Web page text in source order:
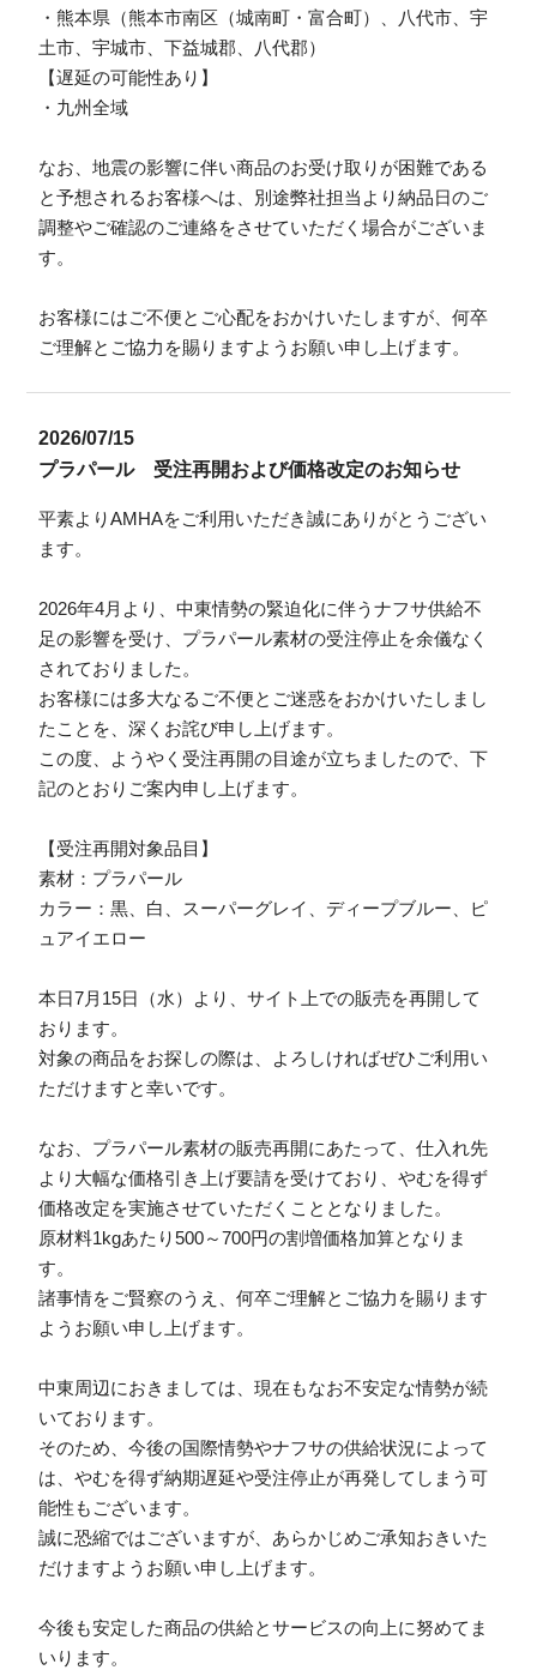
・熊本県（熊本市南区（城南町・富合町）、八代市、宇
土市、宇城市、下益城郡、八代郡）
【遅延の可能性あり】
・九州全域
なお、地震の影響に伴い商品のお受け取りが困難である
と予想されるお客様へは、別途弊社担当より納品日のご
調整やご確認のご連絡をさせていただく場合がございま
す。
お客様にはご不便とご心配をおかけいたしますが、何卒
ご理解とご協力を賜りますようお願い申し上げます。
2026/07/15
プラパール 受注再開および価格改定のお知らせ
平素よりAMHAをご利用いただき誠にありがとうござい
ます。
2026年4月より、中東情勢の緊迫化に伴うナフサ供給不
足の影響を受け、プラパール素材の受注停止を余儀なく
されておりました。
お客様には多大なるご不便とご迷惑をおかけいたしまし
たことを、深くお詫び申し上げます。
この度、ようやく受注再開の目途が立ちましたので、下
記のとおりご案内申し上げます。
【受注再開対象品目】
素材：プラパール
カラー：黒、白、スーパーグレイ、ディープブルー、ピ
ュアイエロー
本日7月15日（水）より、サイト上での販売を再開して
おります。
対象の商品をお探しの際は、よろしければぜひご利用い
ただけますと幸いです。
なお、プラパール素材の販売再開にあたって、仕入れ先
より大幅な価格引き上げ要請を受けており、やむを得ず
価格改定を実施させていただくこととなりました。
原材料1kgあたり500～700円の割増価格加算となりま
す。
諸事情をご賢察のうえ、何卒ご理解とご協力を賜ります
ようお願い申し上げます。
中東周辺におきましては、現在もなお不安定な情勢が続
いております。
そのため、今後の国際情勢やナフサの供給状況によって
は、やむを得ず納期遅延や受注停止が再発してしまう可
能性もございます。
誠に恐縮ではございますが、あらかじめご承知おきいた
だけますようお願い申し上げます。
今後も安定した商品の供給とサービスの向上に努めてま
いります。